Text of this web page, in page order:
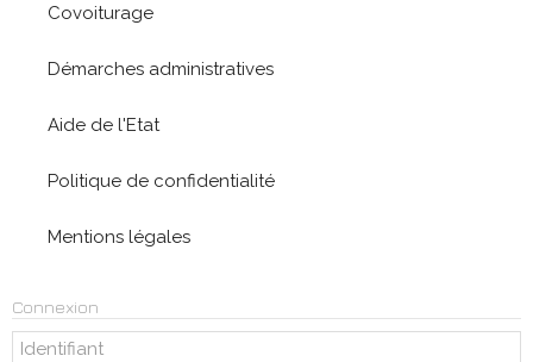
Covoiturage
Démarches administratives
Aide de l'Etat
Politique de confidentialité
Mentions légales
Connexion